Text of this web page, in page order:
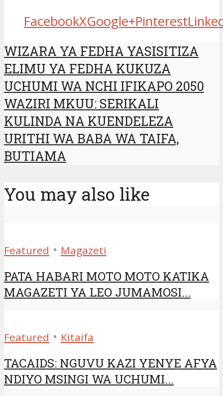
FacebookXGoogle+Pinterest
WIZARA YA FEDHA YASISITIZA
ELIMU YA FEDHA KUKUZA
UCHUMI WA NCHI IFIKAPO 2050
WAZIRI MKUU: SERIKALI
KULINDA NA KUENDELEZA
URITHI WA BABA WA TAIFA,
BUTIAMA
You may also like
Featured • Magazeti
PATA HABARI MOTO MOTO KATIKA
MAGAZETI YA LEO JUMAMOSI...
Featured • Kitaifa
TACAIDS: NGUVU KAZI YENYE AFYA
NDIYO MSINGI WA UCHUMI...